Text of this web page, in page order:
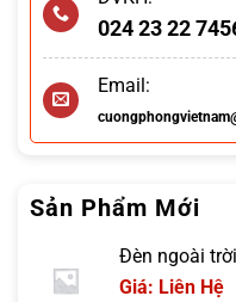
024 23 22
Email:
Sản Phẩm Mới
Đèn ngoài
Giá: Liên Hệ